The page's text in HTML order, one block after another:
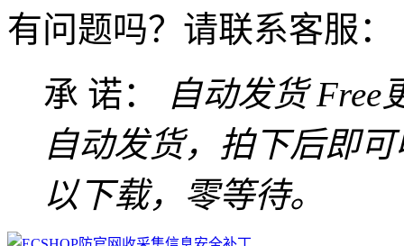
有问题吗？请联系客服：
承 诺：
自动发货 Free
自动发货，拍下后即
以下载，零等待。